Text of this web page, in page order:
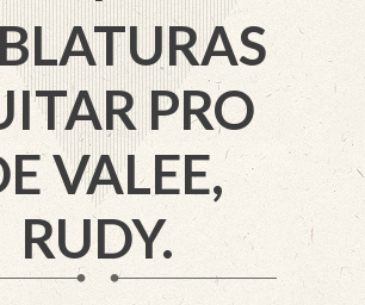
PRO
VALEE,
RUDY.